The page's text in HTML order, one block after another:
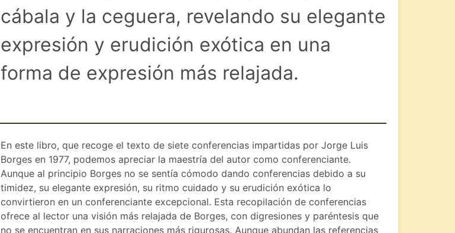
cábala y la ceguera, revelando su elegante
expresión y erudición exótica en una
forma de expresión más relajada.
En este libro, que recoge el texto de siete conferencias impartidas por Jorge Luis
Borges en 1977, podemos apreciar la maestría del autor como conferenciante.
Aunque al principio Borges no se sentía cómodo dando conferencias debido a su
timidez, su elegante expresión, su ritmo cuidado y su erudición exótica lo
convirtieron en un conferenciante excepcional. Esta recopilación de conferencias
ofrece al lector una visión más relajada de Borges, con digresiones y paréntesis que
no se encuentran en sus narraciones más rigurosas. Aunque abundan las referencias